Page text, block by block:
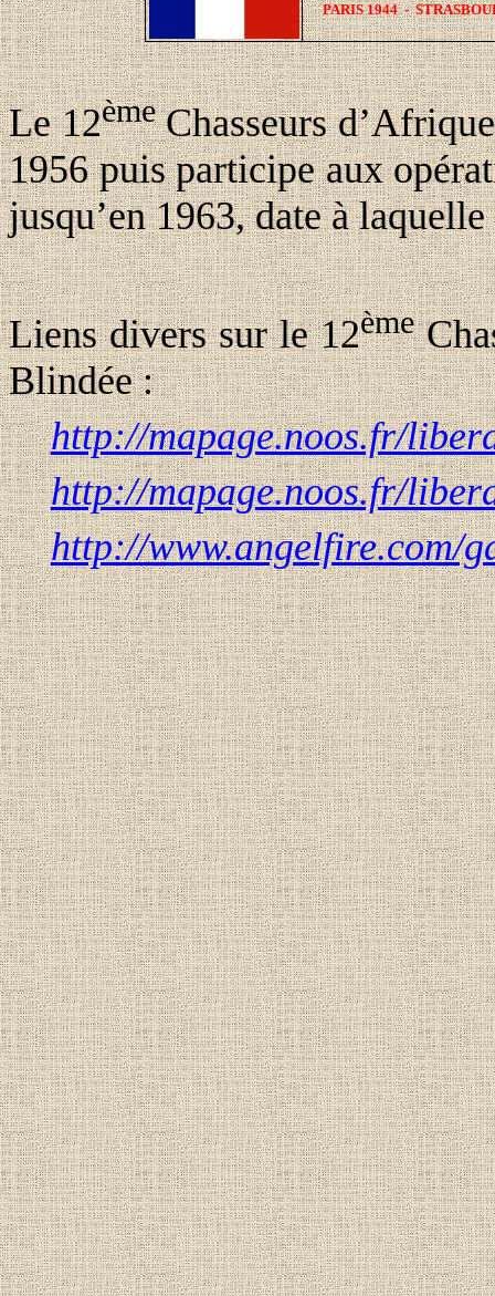
PARIS 1944 -
Le 12èmeChasseurs
1956 puis participe aux
jusqu’en 1963, date à
Liens divers sur le 12ème
Blindée :
http://mapage.noos.fr/
http://mapage.noos.fr/
http://www.angelfire.com/